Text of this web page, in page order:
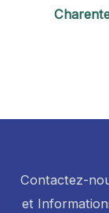
Contactez-
et